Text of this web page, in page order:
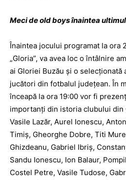
Meci de old boys înaintea
Înaintea jocului programat la ora
„Gloria”, va avea loc o întâlnire
ai Gloriei Buzău şi o selecţionată
jucători din fotbalul judeţean. În
înceapă la ora 19:00 vor fi
importanţi din istoria clubului din
Vasile Lazăr, Aurel Ionescu,
Timiș, Gheorghe Dobre, Titi
Ghizdeanu, Gabriel Ibriș,
Sandu Ionescu, Ion Balaur,
Costel Petre, Vasile Tudose,